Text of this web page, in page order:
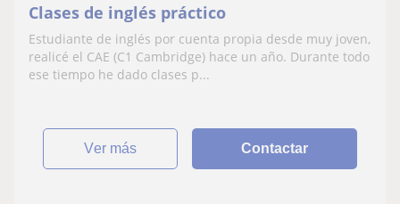
Clases de inglés práctico
Estudiante de inglés por cuenta propia desde muy joven,
realicé el CAE (C1 Cambridge) hace un año. Durante todo
ese tiempo he dado clases p...
ver más Contactar